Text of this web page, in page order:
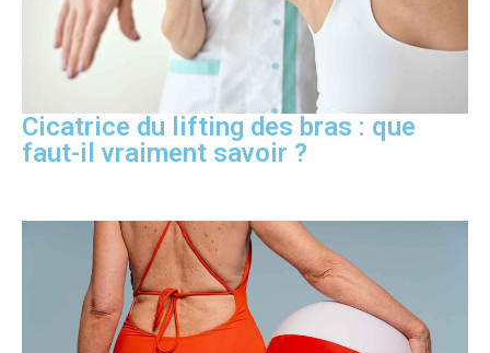
Cicatrice du lifting des bras : que
faut-il vraiment savoir ?